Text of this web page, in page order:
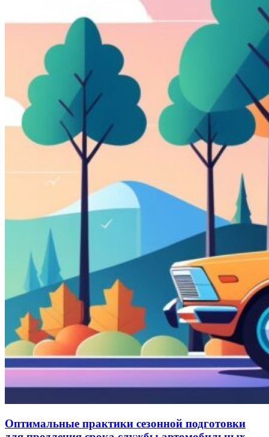
Оптимальные практики сезонной подготовки